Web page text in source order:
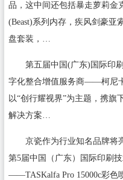
品，这中间还包括暴走萝莉金
(Beast)系列内存，疾风剑豪亚
盘套装，…
第五届中国(广东)国际印刷
字化整合增值服务商——柯尼
以“创行耀视界”为主题，携旗
解决方案…
京瓷作为行业知名品牌将
第5届中国（广东）国际印刷
——TASKalfa Pro 15000c彩色